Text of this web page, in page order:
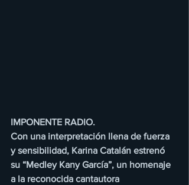
IMPONENTE RADIO.
Con una interpretación llena de fuerza
y sensibilidad, Karina Catalán estrenó
su “Medley Kany García”, un homenaje
a la reconocida cantautora